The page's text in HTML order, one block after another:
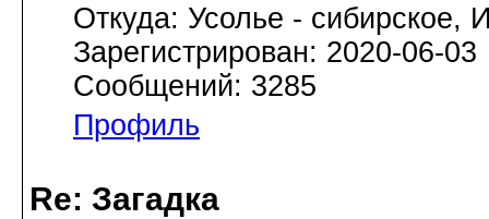
Откуда: Усолье - сибирское,
Зарегистрирован: 2020-06-03
Сообщений: 3285
Профиль
Re: Загадка